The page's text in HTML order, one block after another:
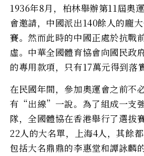
1936年8月，柏林舉辦第11屆奧
會邀請，中國派出140餘人的龐
賽。然而此時的中國正處於抗戰
虛。中華全國體育協會向國民政
的專用款項，只有17萬元得到落實
在民國年間，參加奧運會之前不
有“出線”一說。為了組成一支
隊，全國體協在香港舉行了選拔
22人的大名單，上海4人，其餘
包括大名鼎鼎的李惠堂和譚詠麟